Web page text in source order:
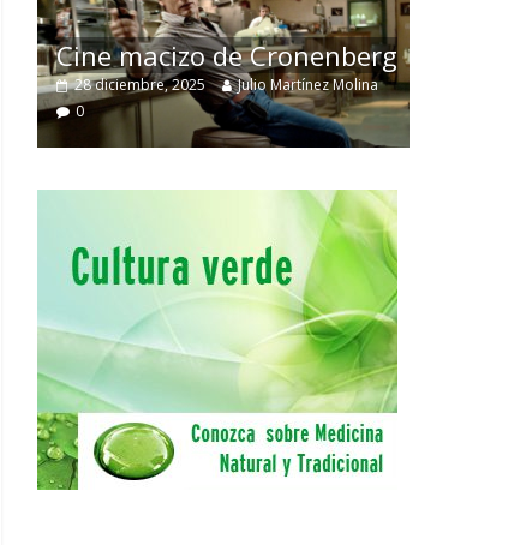
El documentalNuestra
tierray el despojo de los
pueblos originarios
30 junio, 2026 Julio Martínez Molina 0